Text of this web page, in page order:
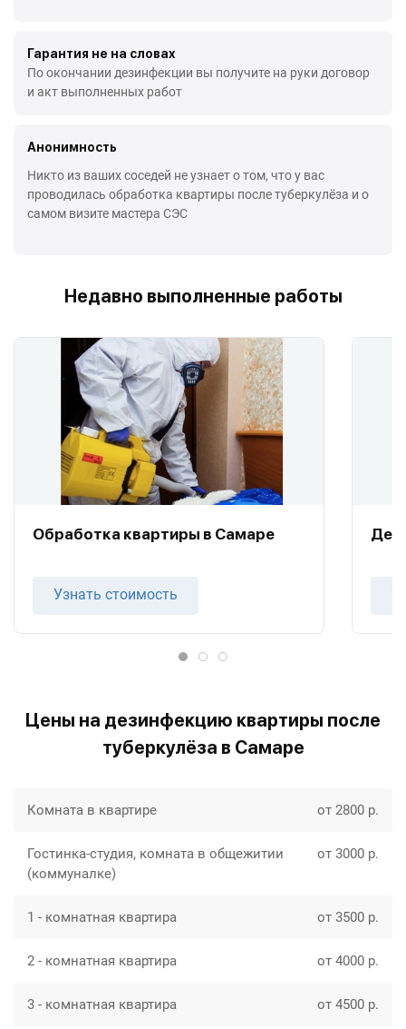
Гарантия не на словах
По окончании дезинфекции вы получите на руки договор
и акт выполненных работ
Анонимность
Никто из ваших соседей не узнает о том, что у вас
проводилась обработка квартиры после туберкулёза и о
самом визите мастера СЭС
Недавно выполненные работы
Обработка квартиры в Самаре
Узнать стоимость
Цены на дезинфекцию квартиры после
туберкулёза в Самаре
Комната в квартире от 2800 р.
Гостинка-студия, комната в общежитии
(коммуналке)
от 3000 р.
1 - комнатная квартира от 3500 р.
2 - комнатная квартира от 4000 р.
3 - комнатная квартира от 4500 р.